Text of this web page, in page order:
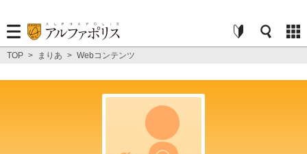
TOP > まりあ > Webコンテンツ